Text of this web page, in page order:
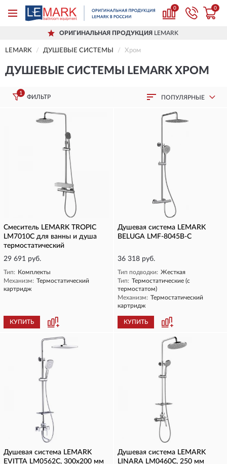
0 0
ОРИГИНАЛЬНАЯ ПРОДУКЦИЯ LEMARK
LEMARK ДУШЕВЫЕ СИСТЕМЫ Хром
ДУШЕВЫЕ СИСТЕМЫ LEMARK ХРОМ
1
ФИЛЬТР ПОПУЛЯРНЫЕ
Смеситель LEMARK TROPIC
LM7010C для ванны и душа
термостатический
29 691 руб.
Тип: Комплекты
Механизм: Термостатический
картридж
КУПИТЬ
Душевая система LEMARK
BELUGA LMF-8045B-C
36 318 руб.
Тип подводки: Жесткая
Тип: Термостатические (с
термостатом)
Механизм: Термостатический
картридж
КУПИТЬ
Душевая система LEMARK
EVITTA LM0562C, 300х200 мм
Душевая система LEMARK
LINARA LM0460C, 250 мм